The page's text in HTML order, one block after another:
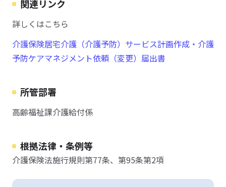
関連リンク
詳しくはこちら
介護保険居宅介護（介護予防）サービス計画作成・介護
予防ケアマネジメント依頼（変更）届出書
所管部署
高齢福祉課介護給付係
根拠法律・条例等
介護保険法施行規則第77条、第95条第2項